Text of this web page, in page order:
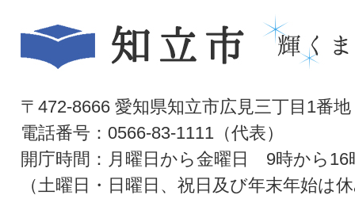
〒472-8666 愛知県知立市広見三丁目1番地
電話番号：0566-83-1111（代表）
開庁時間：月曜日から金曜日 9時から16
（土曜日・日曜日、祝日及び年末年始は